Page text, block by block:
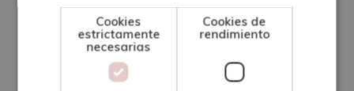
progreso individual de los jugadores a lo largo del
Cookies
estrictamente
necesarias
Cookies de
rendimiento